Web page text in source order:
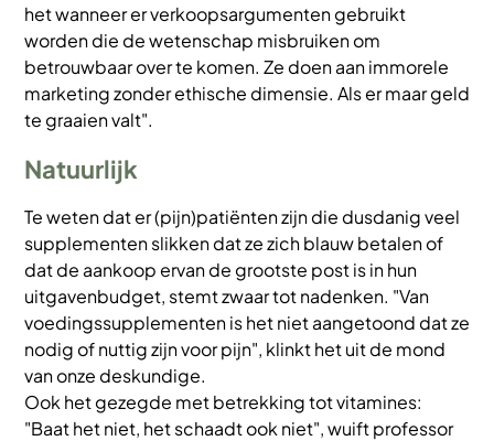
het wanneer er verkoopsargumenten gebruikt
worden die de wetenschap misbruiken om
betrouwbaar over te komen. Ze doen aan immorele
marketing zonder ethische dimensie. Als er maar geld
te graaien valt".
Natuurlijk
Te weten dat er (pijn)patiënten zijn die dusdanig veel
supplementen slikken dat ze zich blauw betalen of
dat de aankoop ervan de grootste post is in hun
uitgavenbudget, stemt zwaar tot nadenken. "Van
voedingssupplementen is het niet aangetoond dat ze
nodig of nuttig zijn voor pijn", klinkt het uit de mond
van onze deskundige.
Ook het gezegde met betrekking tot vitamines:
"Baat het niet, het schaadt ook niet", wuift professor